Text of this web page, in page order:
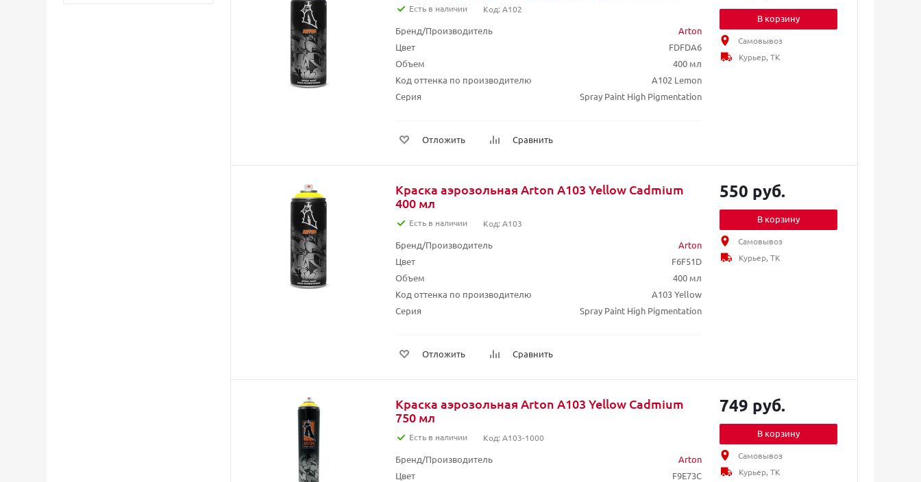
Есть в наличии Код: A102
Бренд/Производитель
Arton
Цвет
FDFDA6
Объем
400 мл
Код оттенка по производителю
A102 Lemon
Серия
Spray Paint High Pigmentation
Отложить Сравнить
В корзину
Самовывоз
Курьер, ТК
Краска аэрозольная Arton A103 Yellow Cadmium
400 мл
Есть в наличии Код: A103
Бренд/Производитель
Arton
Цвет
F6F51D
Объем
400 мл
Код оттенка по производителю
A103 Yellow
Серия
Spray Paint High Pigmentation
Отложить Сравнить
550 руб.
В корзину
Самовывоз
Курьер, ТК
Краска аэрозольная Arton A103 Yellow Cadmium
750 мл
Есть в наличии Код: A103-1000
Бренд/Производитель
Arton
Цвет
F9E73C
749 руб.
В корзину
Самовывоз
Курьер, ТК